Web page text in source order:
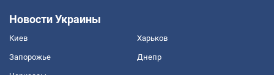
Новости Украины
Киев Харьков
Запорожье Днепр